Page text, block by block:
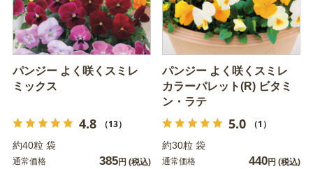
パンジー よく咲くスミレ
ミックス
4.8 （13）
約40粒 袋
通常価格 385円 (税込)
パンジー よく咲くスミレ
カラーパレット(R) ビタミ
ン・ラテ
5.0 （1）
約30粒 袋
通常価格 440円 (税込)